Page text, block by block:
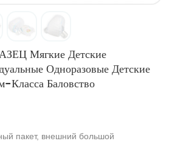
Мягкие Детские
Одноразовые Детские
Класса Баловство
пакет, внешний большой